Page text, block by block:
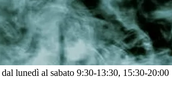
lunedì al sabato 9:30-13:30, 15:30-20:00